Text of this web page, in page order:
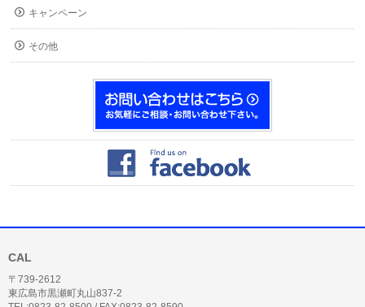
キャンペーン
その他
CAL
〒739-2612
東広島市黒瀬町丸山837-2